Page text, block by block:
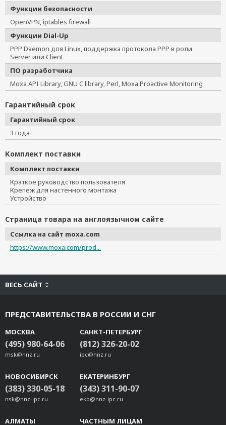
Функции безопасности
OpenVPN, iptables firewall
Функции Dial-Up
PPP Daemon для Linux, поддержка протокола PPP в роли
Server или Client
ПО разработчика
Moxa API Library, GNU C library, Perl, Moxa Proactive Monitoring
Гарантийный срок
Гарантийный срок
3 года
Комплект поставки
Комплект поставки
Краткое руководство пользователя
Крепеж для настенного монтажа
Устройство
Страница товара на англоязычном сайте
Ссылка на сайт moxa.com
https://www.moxa.com/prod...
ВЕСЬ САЙТ
ПРЕДСТАВИТЕЛЬСТВА В РОССИИ И СНГ
МОСКВА
(495) 980-64-06
msk@nnz.ru
САНКТ-ПЕТЕРБУРГ
(812) 326-20-02
ipc@nnz.ru
НОВОСИБИРСК
(383) 330-05-18
nsk@nnz-ipc.ru
ЕКАТЕРИНБУРГ
(343) 311-90-07
ekb@nnz-ipc.ru
АЛМАТЫ ЧАСТНЫМ ЛИЦАМ